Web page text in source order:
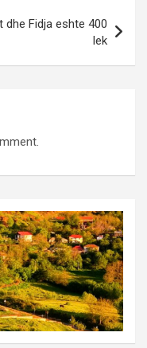
dhe Fidja eshte 400
lek